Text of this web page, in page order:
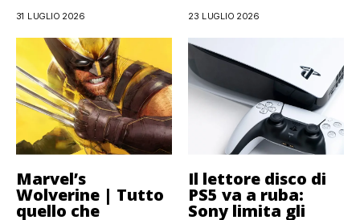
31 LUGLIO 2026 23 LUGLIO 2026
Marvel’s
Wolverine | Tutto
quello che
Il lettore disco di
PS5 va a ruba:
Sony limita gli